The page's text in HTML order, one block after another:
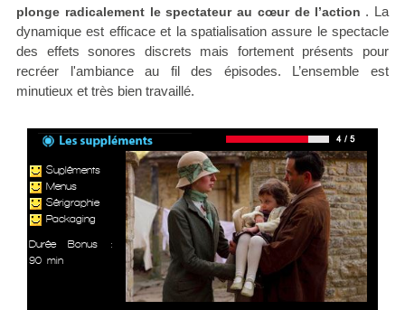
plonge radicalement le spectateur au cœur de l’action . La
dynamique est efficace et la spatialisation assure le spectacle
des effets sonores discrets mais fortement présents pour
recréer l'ambiance au fil des épisodes. L’ensemble est
minutieux et très bien travaillé.
Supléments
Menus
Sérigraphie
Packaging
Durée Bonus :
90 min